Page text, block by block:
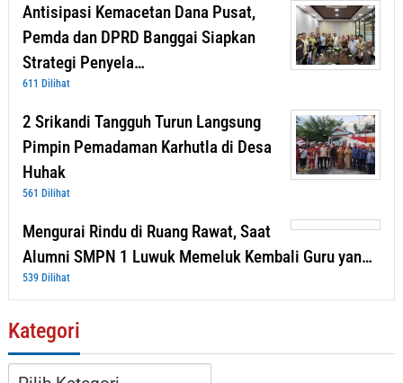
Antisipasi Kemacetan Dana Pusat,
Pemda dan DPRD Banggai Siapkan
Strategi Penyela…
611 Dilihat
2 Srikandi Tangguh Turun Langsung
Pimpin Pemadaman Karhutla di Desa
Huhak
561 Dilihat
Mengurai Rindu di Ruang Rawat, Saat
Alumni SMPN 1 Luwuk Memeluk Kembali Guru yan…
539 Dilihat
Kategori
Kategori